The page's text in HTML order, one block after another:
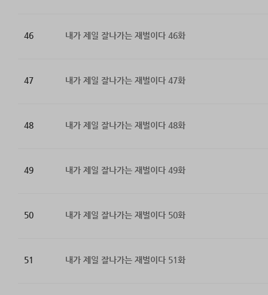
46 내가 제일 잘나가는 재벌이다 46화
47 내가 제일 잘나가는 재벌이다 47화
48 내가 제일 잘나가는 재벌이다 48화
49 내가 제일 잘나가는 재벌이다 49화
50 내가 제일 잘나가는 재벌이다 50화
51 내가 제일 잘나가는 재벌이다 51화